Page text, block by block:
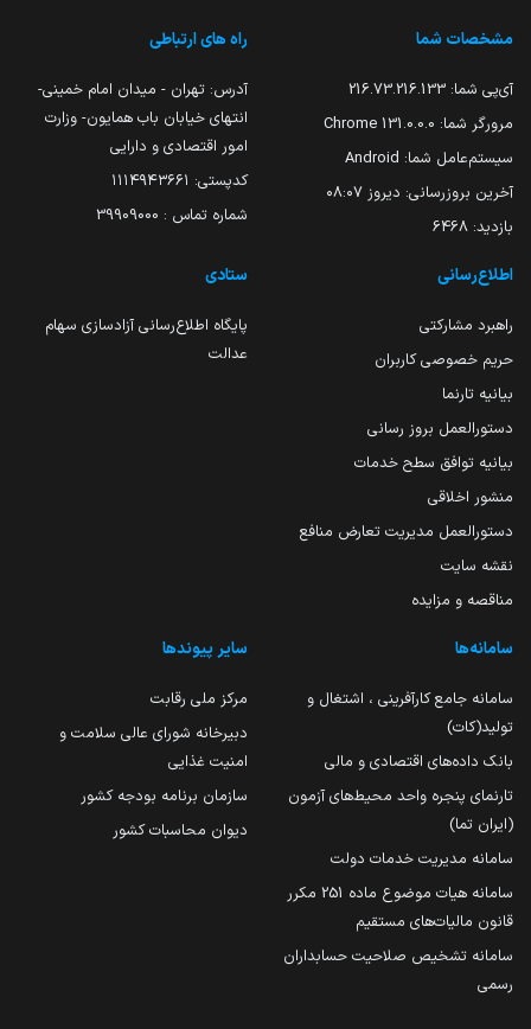
مشخصات شما
آی‌پی شما: 216.73.216.133
مرورگر شما: 131.0.0.0 Chrome
سیستم‌عامل شما: Android
آخرین بروزرسانی: دیروز ۰۸:۰۷
بازدید: 6468
راه های ارتباطی
آدرس: تهران - میدان امام خمینی-
انتهای خیابان باب همایون- وزارت
امور اقتصادی و دارایی
کدپستی: ۱۱۱۴۹۴۳۶۶۱
شماره تماس : 39909000
اطلاع‌رسانی
راهبرد مشارکتی
حریم خصوصی کاربران
بیانیه تارنما
دستورالعمل بروز رسانی
بیانیه توافق سطح خدمات
منشور اخلاقی
دستورالعمل مدیریت تعارض منافع
نقشه سایت
مناقصه و مزایده
ستادی
پایگاه اطلاع‌رسانی آزادسازی سهام
عدالت
سامانه‌ها
سامانه جامع کارآفرینی ، اشتغال و
تولید(کات)
بانک داده‌های اقتصادی و مالی
تارنمای پنجره واحد محیط‌های آزمون
(ایران تما)
سامانه مدیریت خدمات دولت
سامانه هیات موضوع ماده 251 مکرر
قانون مالیات‌های مستقیم
سامانه تشخیص صلاحیت حسابداران
رسمی
سایر پیوندها
مرکز ملی رقابت
دبیرخانه شورای عالی سلامت و
امنیت غذایی
سازمان برنامه بودجه کشور
دیوان محاسبات کشور